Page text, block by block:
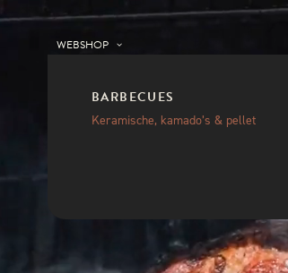
WEBSHOP
BARBECUES
Keramische, kamado’s & pellet